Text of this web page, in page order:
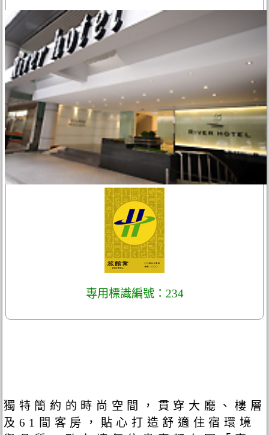
專用標識編號：234
獨特簡約的時尚空間，貫穿大廳、樓層
及61間客房，貼心打造舒適住宿環境